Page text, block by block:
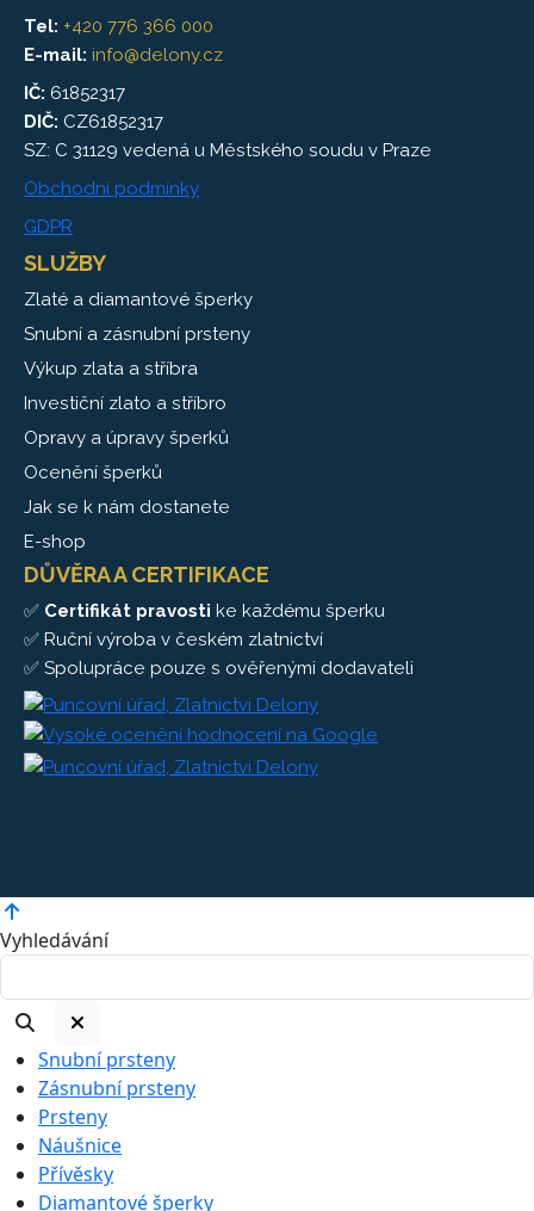
Tel: +420 776 366 000
E-mail: info@delony.cz
IČ: 61852317
DIČ: CZ61852317
SZ: C 31129 vedená u Městského soudu v Praze
Obchodní podmínky
GDPR
SLUŽBY
Zlaté a diamantové šperky
Snubní a zásnubní prsteny
Výkup zlata a stříbra
Investiční zlato a stříbro
Opravy a úpravy šperků
Ocenění šperků
Jak se k nám dostanete
E-shop
DŮVĚRA A CERTIFIKACE
✅ Certifikát pravosti ke každému šperku
✅ Ruční výroba v českém zlatnictví
✅ Spolupráce pouze s ověřenými dodavateli
Vyhledávání
Snubní prsteny
Zásnubní prsteny
Prsteny
Náušnice
Přívěsky
Diamantové šperky